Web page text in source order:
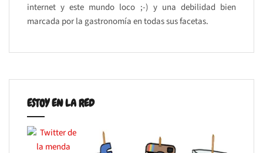
internet y este mundo loco ;-) y una debilidad bien
marcada por la gastronomía en todas sus facetas.
ESTOY EN LA RED